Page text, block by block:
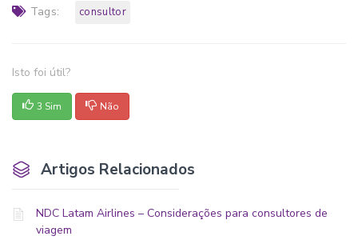
Tags: consultor
Isto foi útil?
3 Sim Não
Artigos Relacionados
NDC Latam Airlines – Considerações para consultores de
viagem